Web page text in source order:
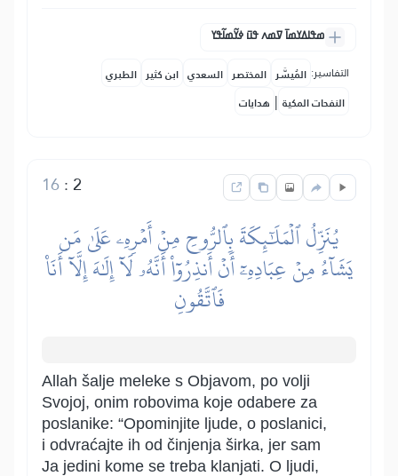
ߘߟߊߡߌߘߊ߫ ߜߘߍ ߟߎ߫ ߦߌ߬ߘߊ߬ߟߌ
التفاسير: المُيسَّر المختصر السعدي ابن كثير الطبري
النفحات المكية | هدايات
2
:
16
يُنَزِّلُ ٱلۡمَلَٰٓئِكَةَ بِٱلرُّوحِ مِنۡ أَمۡرِهِۦ عَلَىٰ مَن
يَشَآءُ مِنۡ عِبَادِهِۦٓ أَنۡ أَنذِرُوٓاْ أَنَّهُۥ لَآ إِلَٰهَ إِلَّآ أَنَا۠
فَٱتَّقُونِ
Allah šalje meleke s Objavom, po volji
Svojoj, onim robovima koje odabere za
poslanike: “Opominjite ljude, o poslanici,
i odvraćajte ih od činjenja širka, jer sam
Ja jedini kome se treba klanjati. O ljudi,